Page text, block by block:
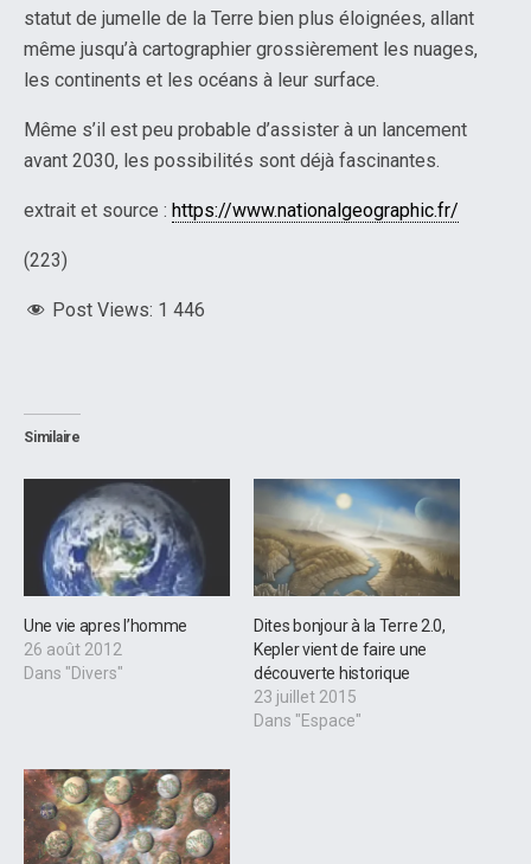
statut de jumelle de la Terre bien plus éloignées, allant
même jusqu’à cartographier grossièrement les nuages,
les continents et les océans à leur surface.
Même s’il est peu probable d’assister à un lancement
avant 2030, les possibilités sont déjà fascinantes.
extrait et source : https://www.nationalgeographic.fr/
(223)
Post Views: 1 446
Similaire
Une vie apres l’homme
26 août 2012
Dans "Divers"
Dites bonjour à la Terre 2.0,
Kepler vient de faire une
découverte historique
23 juillet 2015
Dans "Espace"